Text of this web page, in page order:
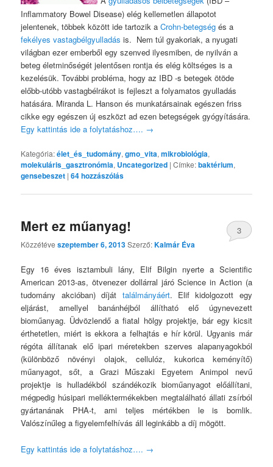
Inflammatory Bowel Disease) elég kellemetlen állapotot
jelentenek, többek között ide tartozik aCrohn-betegség és a
fekélyes vastagbélgyulladás is. Nem túl gyakoriak, a nyugati
világban ezer emberből egy szenved ilyesmiben, de nyilván a
beteg életminőségét jelentősen rontja és elég költséges is a
kezelésük. További probléma, hogy az IBD -s betegek ötöde
előbb-utóbb vastagbélrákot is fejleszt a folyamatos gyulladás
hatására. Miranda L. Hanson és munkatársainak egészen friss
cikke egy egészen új eszközt ad ezen betegségek gyógyítására.
Egy kattintás ide a folytatáshoz…. →
Kategória:élet_és_tudomány,gmo_vita,mikrobiológia,
molekuláris_gasztronómia, Uncategorized |Címke:baktérium,
gensebeszet |64hozzászólás
Mert ez műanyag!
Közzétéveszeptember 6, 2013Szerző:Kalmár Éva
3
Egy 16 éves isztambuli lány, Elif Bilgin nyerte a Scientific
American 2013-as, ötvenezer dollárral járó Science in Action (a
tudomány akcióban) díját találmányáért. Elif kidolgozott egy
eljárást, amellyel banánhéjból állítható elő úgynevezett
bioműanyag. Üdvözlendő a fiatal hölgy projektje, bár egy kicsit
érthetetlen, miért is ekkora a felhajtás e hír körül. Ugyanis már
régóta állítanak elő ipari méretekben szerves alapanyagokból
(különböző növényi olajok, cellulóz, kukorica keményítő)
műanyagot, sőt, a Grazi Műszaki Egyetem Animpol nevű
projektje is hulladékból szándékozik bioműanyagot előállítani,
mégpedig húsipari melléktermékekben megtalálható állati zsírból
gyártanának PHA-t, ami teljes mértékben le is bomlik.
Valószínűleg a figyelemfelhívás áll leginkább a díj mögött.
Egy kattintás ide a folytatáshoz…. →